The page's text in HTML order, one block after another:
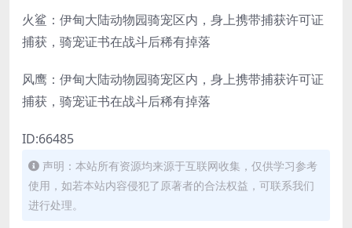
火鲨：伊甸大陆动物园骑宠区内，身上携带捕获许可证
捕获，骑宠证书在战斗后稀有掉落
风鹰：伊甸大陆动物园骑宠区内，身上携带捕获许可证
捕获，骑宠证书在战斗后稀有掉落
ID:66485
声明：本站所有资源均来源于互联网收集，仅供学习参考
使用，如若本站内容侵犯了原著者的合法权益，可联系我们
进行处理。